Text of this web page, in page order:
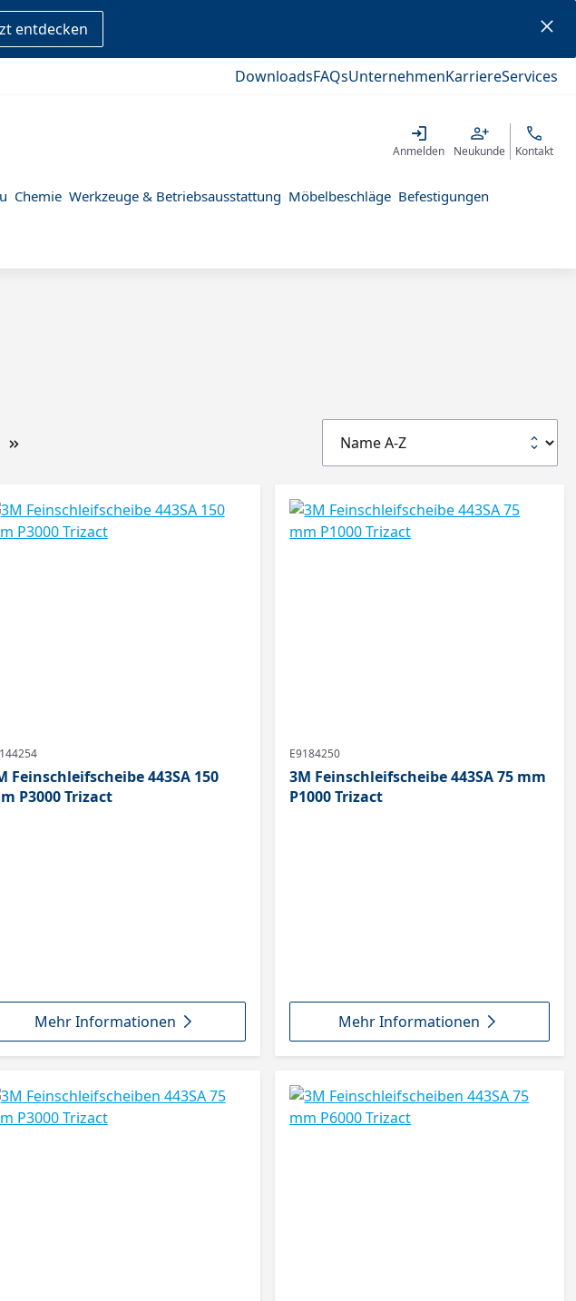
entdecken
DownloadsFAQsUnternehmenKarriereServices
Anmelden Neukunde Kontakt
Chemie Werkzeuge & Betriebsausstattung Möbelbeschläge Befestigungen
Feinschleifscheibe 443SA 150
P3000 Trizact
Mehr Informationen
E9184250
3M Feinschleifscheibe 443SA 75 mm
P1000 Trizact
Mehr Informationen